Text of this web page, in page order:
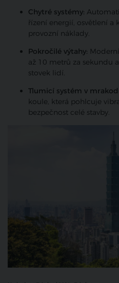
Chytré systémy:
řízení energií, osvětlení a
provozní náklady.
Pokročilé výtahy:
až 10 metrů za sekundu
stovek lidí.
Tlumicí systém v
koule, která pohlcuje
bezpečnost celé stavby.